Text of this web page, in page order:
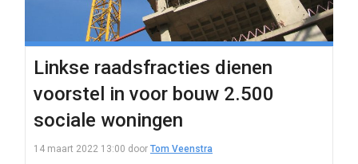
Linkse raadsfracties dienen
voorstel in voor bouw 2.500
sociale woningen
14 maart 2022 13:00 door Tom Veenstra